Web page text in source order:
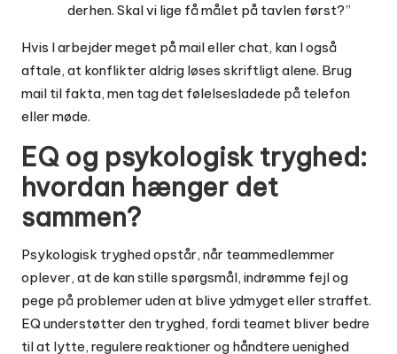
derhen. Skal vi lige få målet på tavlen først?”
Hvis I arbejder meget på mail eller chat, kan I også
aftale, at konflikter aldrig løses skriftligt alene. Brug
mail til fakta, men tag det følelsesladede på telefon
eller møde.
EQ og psykologisk tryghed:
hvordan hænger det
sammen?
Psykologisk tryghed opstår, når teammedlemmer
oplever, at de kan stille spørgsmål, indrømme fejl og
pege på problemer uden at blive ydmyget eller straffet.
EQ understøtter den tryghed, fordi teamet bliver bedre
til at lytte, regulere reaktioner og håndtere uenighed